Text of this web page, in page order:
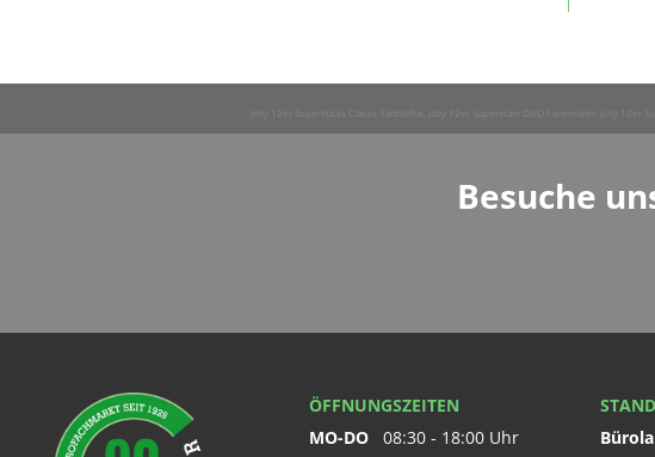
Jolly 12er Supersticks Classic Farbstifte, Jolly 12er Superstars DUO Fasermaler, Jolly
Besuche
ÖFFNUNGSZEITEN
MO-DO 08:30 - 18:00 Uhr